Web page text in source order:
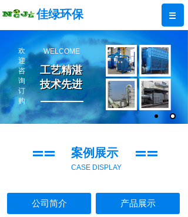
佳绿环保
WELCOME
欢
迎
咨
询
订
购
工艺精湛
技术先进
工艺精湛
技术先进
案例展示
CASE DISPLAY
公司简介 产品展示